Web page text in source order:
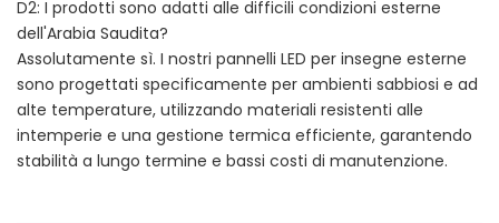
D2: I prodotti sono adatti alle difficili condizioni esterne
dell'Arabia Saudita?
Assolutamente sì. I nostri pannelli LED per insegne esterne
sono progettati specificamente per ambienti sabbiosi e ad
alte temperature, utilizzando materiali resistenti alle
intemperie e una gestione termica efficiente, garantendo
stabilità a lungo termine e bassi costi di manutenzione.